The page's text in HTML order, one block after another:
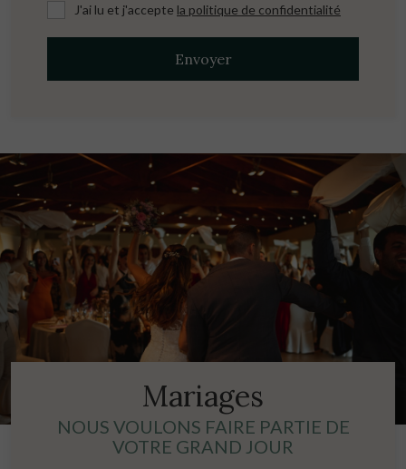
J'ai lu et j'accepte la politique de confidentialité
Envoyer
Mariages
NOUS VOULONS FAIRE PARTIE DE
VOTRE GRAND JOUR